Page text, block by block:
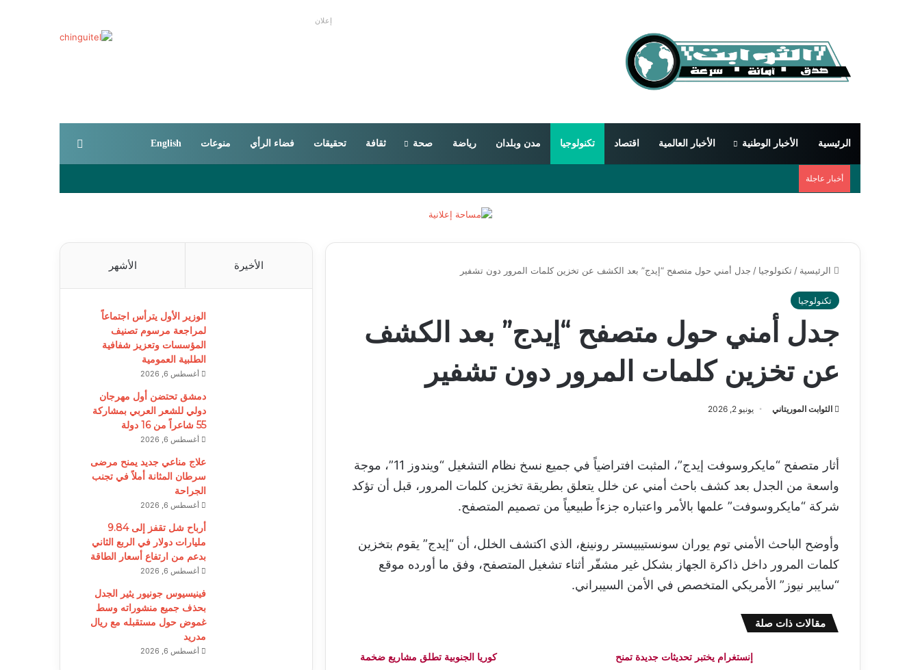
إعلان
الرئيسية الأخبار الوطنية الأخبار العالمية اقتصاد تكنولوجيا مدن وبلدان رياضة صحة ثقافة تحقيقات فضاء الرأي منوعات English
أخبار عاجلة
الرئيسية / تكنولوجيا / جدل أمني حول متصفح “إيدج” بعد الكشف عن تخزين كلمات المرور دون تشفير
تكنولوجيا
جدل أمني حول متصفح “إيدج” بعد الكشف
عن تخزين كلمات المرور دون تشفير
الثوابت الموريتاني يونيو 2, 2026
أثار متصفح “مايكروسوفت إيدج”، المثبت افتراضياً في جميع نسخ نظام التشغيل “ويندوز 11”، موجة
واسعة من الجدل بعد كشف باحث أمني عن خلل يتعلق بطريقة تخزين كلمات المرور، قبل أن تؤكد
شركة “مايكروسوفت” علمها بالأمر واعتباره جزءاً طبيعياً من تصميم المتصفح.
وأوضح الباحث الأمني توم يوران سونستيبيستر رونينغ، الذي اكتشف الخلل، أن “إيدج” يقوم بتخزين
كلمات المرور داخل ذاكرة الجهاز بشكل غير مشفّر أثناء تشغيل المتصفح، وفق ما أورده موقع
“سايبر نيوز” الأمريكي المتخصص في الأمن السيبراني.
مقالات ذات صلة
إنستغرام يختبر تحديثات جديدة تمنح
كوريا الجنوبية تطلق مشاريع ضخمة
الأخيرة الأشهر
الوزير الأول يترأس اجتماعاً
لمراجعة مرسوم تصنيف
المؤسسات وتعزيز شفافية
الطلبية العمومية
أغسطس 6, 2026
دمشق تحتضن أول مهرجان
دولي للشعر العربي بمشاركة
55 شاعراً من 16 دولة
أغسطس 6, 2026
علاج مناعي جديد يمنح مرضى
سرطان المثانة أملاً في تجنب
الجراحة
أغسطس 6, 2026
أرباح شل تقفز إلى 9.84
مليارات دولار في الربع الثاني
بدعم من ارتفاع أسعار الطاقة
أغسطس 6, 2026
فينيسيوس جونيور يثير الجدل
بحذف جميع منشوراته وسط
غموض حول مستقبله مع ريال
مدريد
أغسطس 6, 2026